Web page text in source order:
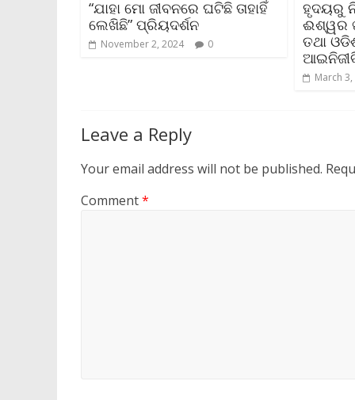
“ଯାହା ମୋ ଜୀବନରେ ଘଟିଛି ତାହାହିଁ
ଲେଖିଛି” ପ୍ରିୟଦର୍ଶନ
November 2, 2024 0
ହୃଦୟରୁ
ଈଶ୍ୱର
ତଥା
March
Leave a Reply
Your email address will not be published.
Comment*